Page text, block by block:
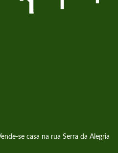
se casa na rua Serra da Alegria